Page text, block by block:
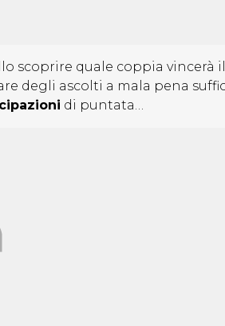
scoprire quale coppia vincerà il
degli ascolti a mala pena
di puntata…